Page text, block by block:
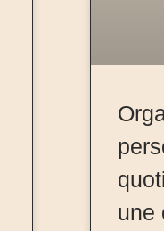
une